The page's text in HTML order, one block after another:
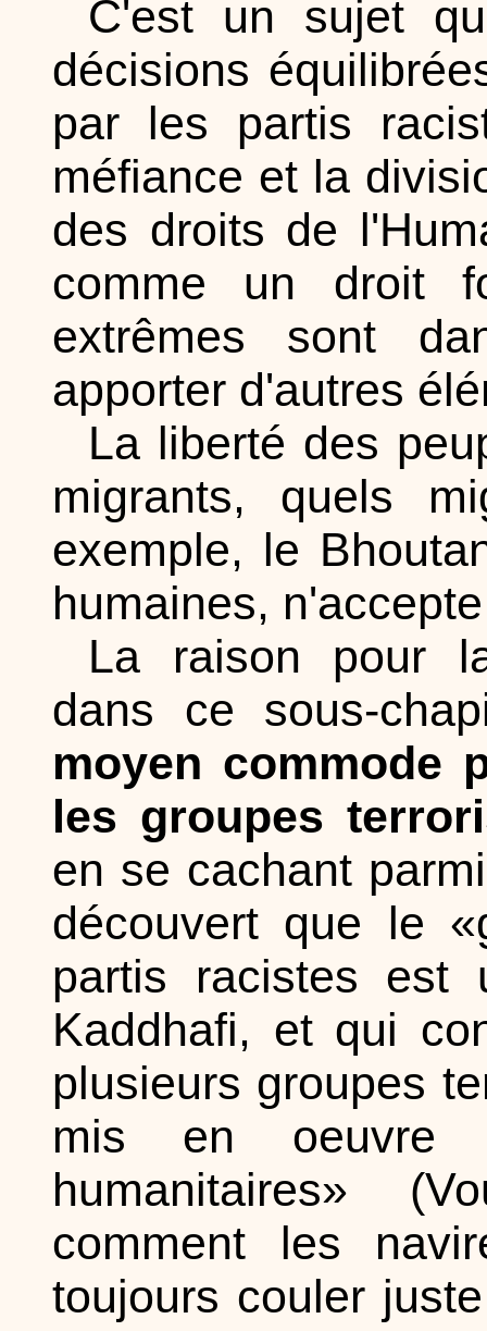
C'est un sujet
décisions
par les partis
méfiance et la
des droits de
comme un droit
extrêmes sont
apporter d'autres
La liberté des
migrants, quels
exemple, le
humaines,
La raison pour
dans ce sous-
moyen commode
les groupes
en se cachant
découvert que le
partis racistes
Kaddhafi, et qui
plusieurs groupes
mis en oeuvre
humanitaires»
comment les
toujours couler